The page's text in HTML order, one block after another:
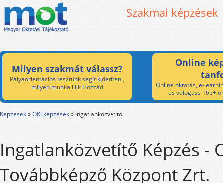
Szakmai képzések
Milyen szakmát válassz?
Pályaorientációs tesztünk segít kideríteni,
milyen munka illik Hozzád
Online
Online oktatás, e-
és válogass 165+
Képzések»OKJ képzések» Ingatlanközvetítő
Ingatlanközvetítő Képzés -
Továbbképző Központ Zrt.